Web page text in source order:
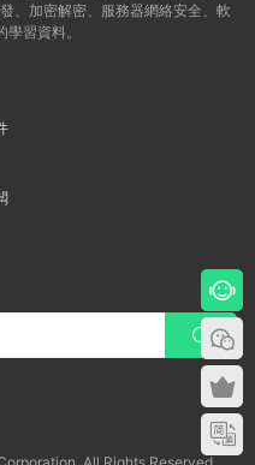
、加密解密、服務器網絡安全、軟
習資料。